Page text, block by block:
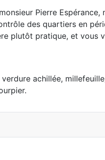
Pierre
des quartiers en
plutôt pratique, et
» américaine est-elle
verdure achillée,